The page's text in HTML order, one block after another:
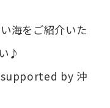
海をご紹介いた
♪
supported by 沖